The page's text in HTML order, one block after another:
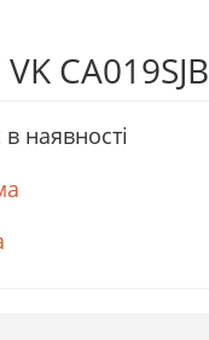
CA019SJB
наявностi